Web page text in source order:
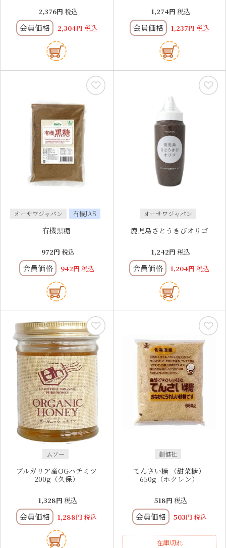
2,376 税込
会員価格 2,304 税込
1,274 税込
会員価格 1,237 税込
オーサワジャパン 有機JAS
有機黒糖
972 税込
会員価格 942 税込
オーサワジャパン
鹿児島さとうきびオリゴ
1,242 税込
会員価格 1,204 税込
ムソー
ブルガリア産OGハチミツ
200g（久保）
1,328 税込
会員価格 1,288 税込
創健社
てんさい糖 （甜菜糖）
650g（ホクレン）
518 税込
会員価格 503 税込
在庫切れ